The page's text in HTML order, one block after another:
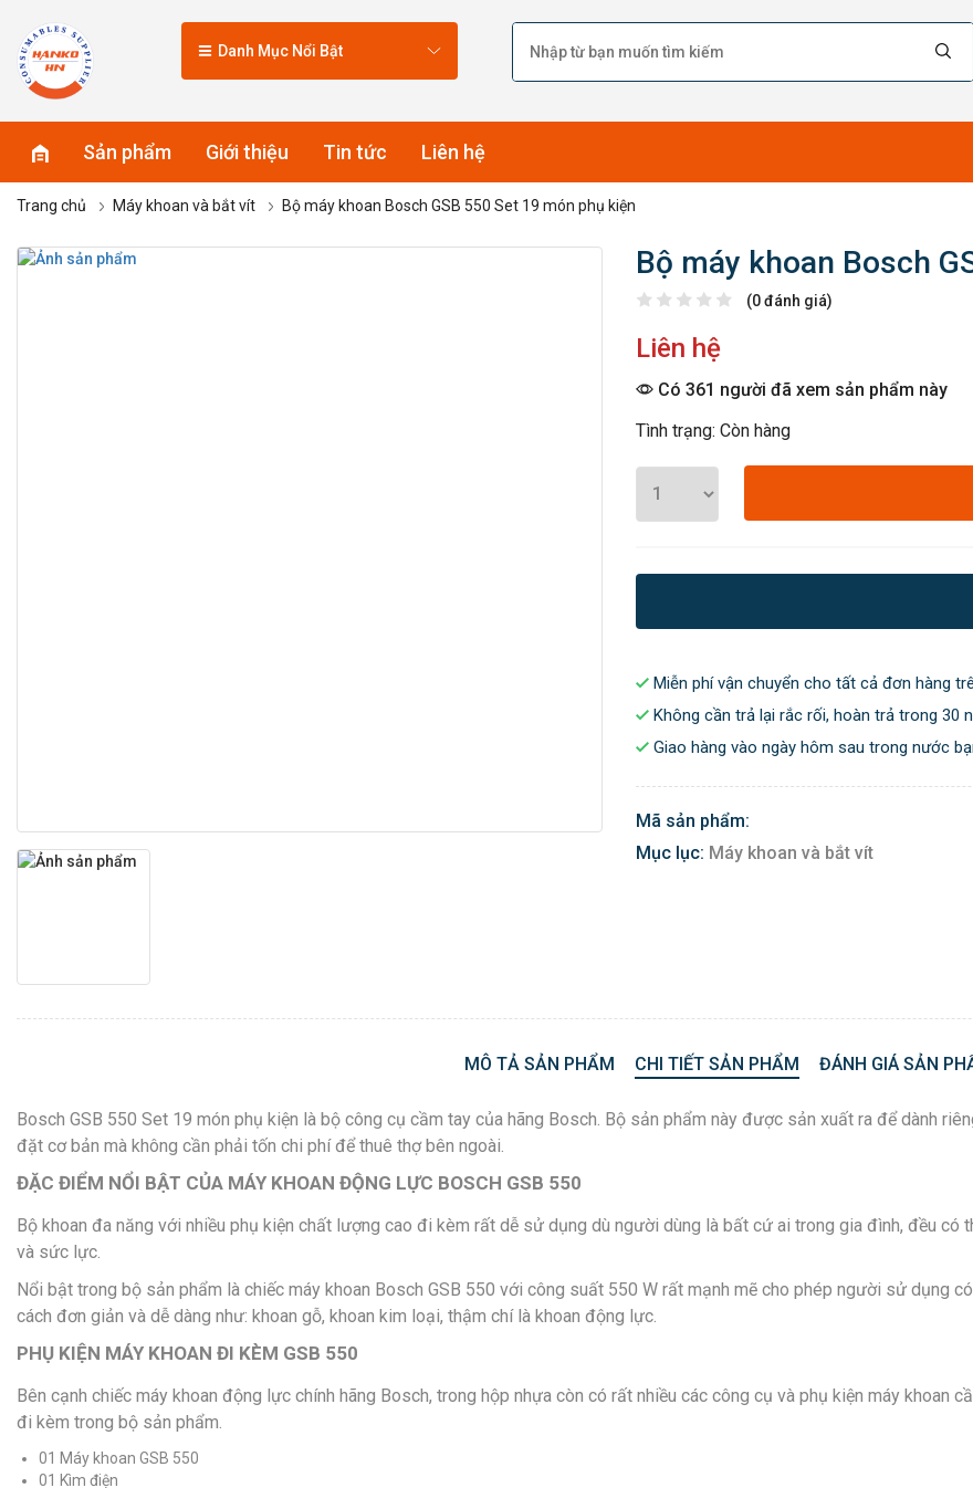
Danh Mục Nổi Bật
Sản phẩm Giới thiệu Tin tức Liên hệ
Trang chủ Máy khoan và bắt vít Bộ máy khoan Bosch GSB 550 Set 19 món phụ kiện
Bộ máy khoan Bosch
(0 đánh giá)
Liên hệ
Có 361 người đã xem sản phẩm này
Tình trạng: Còn hàng
Miễn phí vận chuyển cho tất cả đơn hàng
Không cần trả lại rắc rối, hoàn trả trong 30
Giao hàng vào ngày hôm sau trong nước
Mã sản phẩm:
Mục lục: Máy khoan và bắt vít
MÔ TẢ SẢN PHẨM CHI TIẾT SẢN PHẨM ĐÁNH GIÁ SẢN
Bosch GSB 550 Set 19 món phụ kiện là bộ công cụ cầm tay của hãng Bosch. Bộ sản phẩm này được sản xuất ra để dành
đặt cơ bản mà không cần phải tốn chi phí để thuê thợ bên ngoài.
ĐẶC ĐIỂM NỔI BẬT CỦA MÁY KHOAN ĐỘNG LỰC BOSCH GSB 550
Bộ khoan đa năng với nhiều phụ kiện chất lượng cao đi kèm rất dễ sử dụng dù người dùng là bất cứ ai trong gia đình, đều có
và sức lực.
Nổi bật trong bộ sản phẩm là chiếc máy khoan Bosch GSB 550 với công suất 550 W rất mạnh mẽ cho phép người sử dụng
cách đơn giản và dễ dàng như: khoan gỗ, khoan kim loại, thậm chí là khoan động lực.
PHỤ KIỆN MÁY KHOAN ĐI KÈM GSB 550
Bên cạnh chiếc máy khoan động lực chính hãng Bosch, trong hộp nhựa còn có rất nhiều các công cụ và phụ kiện máy khoan
đi kèm trong bộ sản phẩm.
01 Máy khoan GSB 550
01 Kìm điện